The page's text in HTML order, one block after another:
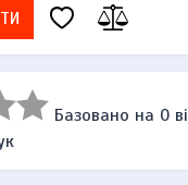
Базовано на 0